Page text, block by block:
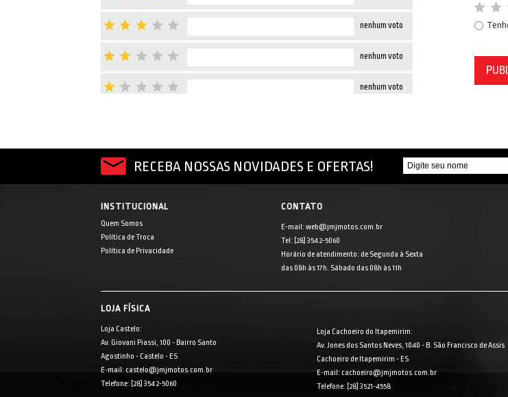
nenhum voto
nenhum voto
nenhum voto
RECEBA NOSSAS NOVIDADES E OFERTAS!
INSTITUCIONAL
Quem Somos
Política de Troca
Política de Privacidade
CONTATO
E-mail: web@jmjmotos.com.br
Tel: [28] 3542-5060
Horário de atendimento: de Segunda à Sexta
das 08h às 17h. Sábado das 08h às 11h
LOJA FÍSICA
Loja Castelo:
Av. Giovani Piassi, 100 - Bairro Santo
Agostinho - Castelo - ES
E-mail: castelo@jmjmotos.com.br
Telefone: [28] 3542-5060
Loja Cachoeiro do Itapemirim:
Av. Jones dos Santos Neves, 1040 - B. São Francisco de Assis
Cachoeiro de Itapemirim - ES
E-mail: cachoeiro@jmjmotos.com.br
Telefone: [28] 3521-4558